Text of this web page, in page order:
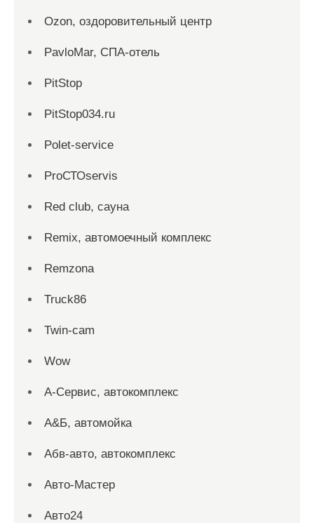
Ozon, оздоровительный центр
PavloMar, СПА-отель
PitStop
PitStop034.ru
Polet-service
ProСТОservis
Red сlub, сауна
Remix, автомоечный комплекс
Remzona
Truck86
Twin-cam
Wow
А-Сервис, автокомплекс
А&Б, автомойка
Абв-авто, автокомплекс
Авто-Мастер
Авто24